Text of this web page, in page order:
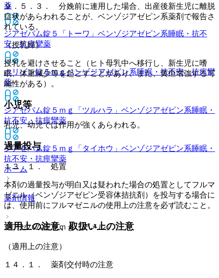
薬
ジアゼパム錠５「トーワ」 ベンゾジアゼピン系睡眠・抗不
安・抗痙攣薬
ホリゾン錠５ｍｇベンゾジアゼピン系睡眠・抗不安・抗痙攣
薬
ジアゼパム錠５ｍｇ「ツルハラ」 ベンゾジアゼピン系睡眠・
抗不安・抗痙攣薬
ジアゼパム錠５ｍｇ「タイホウ」 ベンゾジアゼピン系睡眠・
抗不安・抗痙攣薬
ホーム
薬剤情報
ジアゼパム錠５ｍｇ「アメル」
９．５．３． 分娩前に連用した場合、出産後新生児に離脱
症状があらわれることが、ベンゾジアゼピン系薬剤で報告さ
れている。
（授乳婦）
授乳を避けさせること（ヒト母乳中へ移行し、新生児に嗜
眠、体重減少等を起こすことがあり、また、黄疸増強する可
能性がある）。
小児等
乳児、幼児では作用が強くあらわれる。
過量投与
１３．１． 処置
本剤の過量投与が明白又は疑われた場合の処置としてフルマ
ゼニル（ベンゾジアゼピン受容体拮抗剤）を投与する場合に
は、使用前にフルマゼニルの使用上の注意を必ず読むこと。
適用上の注意、取扱い上の注意
（適用上の注意）
１４．１． 薬剤交付時の注意